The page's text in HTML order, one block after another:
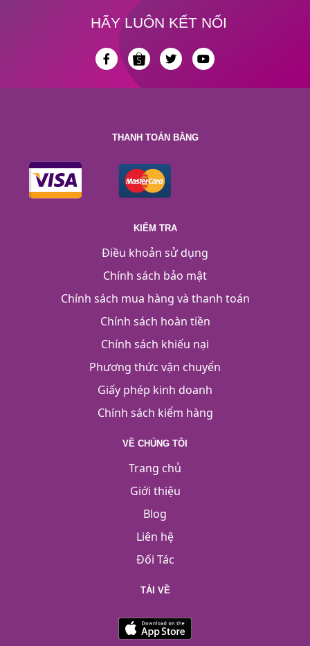
HÃY LUÔN KẾT NỐI
THANH TOÁN BẰNG
KIỂM TRA
Điều khoản sử dụng
Chính sách bảo mật
Chính sách mua hàng và thanh toán
Chính sách hoàn tiền
Chính sách khiếu nại
Phương thức vận chuyển
Giấy phép kinh doanh
Chính sách kiểm hàng
VỀ CHÚNG TÔI
Trang chủ
Giới thiệu
Blog
Liên hệ
Đối Tác
TẢI VỀ